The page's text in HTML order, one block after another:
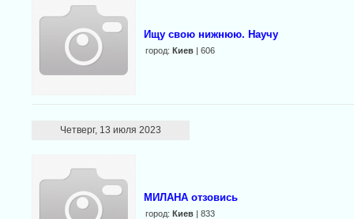
Ищу свою нижнюю. Научу
город: Киев | 606
Четверг, 13 июля 2023
МИЛАНА отзовись
город: Киев | 833